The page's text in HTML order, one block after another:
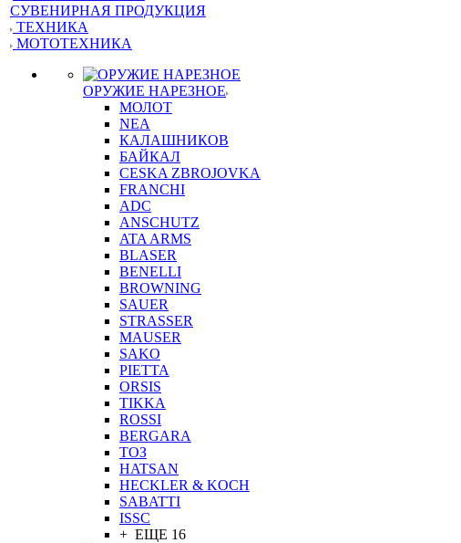
СУВЕНИРНАЯ ПРОДУКЦИЯ
ТЕХНИКА
МОТОТЕХНИКА
ОРУЖИЕ НАРЕЗНОЕ
МОЛОТ
NEA
КАЛАШНИКОВ
БАЙКАЛ
CESKA ZBROJOVKA
FRANCHI
ADC
ANSCHUTZ
ATA ARMS
BLASER
BENELLI
BROWNING
SAUER
STRASSER
MAUSER
SAKO
PIETTA
ORSIS
TIKKA
ROSSI
BERGARA
ТОЗ
HATSAN
HECKLER & KOCH
SABATTI
ISSC
+ ЕЩЕ 16